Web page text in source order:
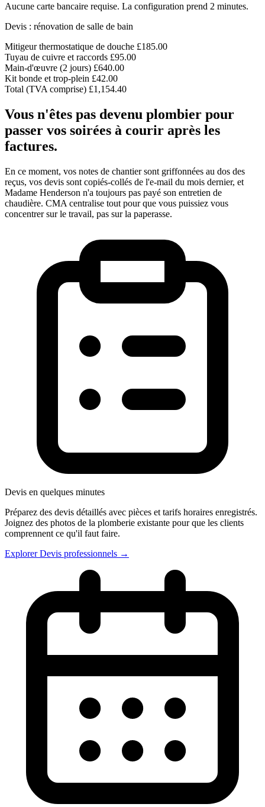
Aucune carte bancaire requise. La configuration prend 2 minutes.
Devis : rénovation de salle de bain
Mitigeur thermostatique de douche £185.00
Tuyau de cuivre et raccords £95.00
Main-d'œuvre (2 jours) £640.00
Kit bonde et trop-plein £42.00
Total (TVA comprise) £1,154.40
Vous n'êtes pas devenu plombier pour
passer vos soirées à courir après les
factures.
En ce moment, vos notes de chantier sont griffonnées au dos des
reçus, vos devis sont copiés-collés de l'e-mail du mois dernier, et
Madame Henderson n'a toujours pas payé son entretien de
chaudière. CMA centralise tout pour que vous puissiez vous
concentrer sur le travail, pas sur la paperasse.
Devis en quelques minutes
Préparez des devis détaillés avec pièces et tarifs horaires enregistrés.
Joignez des photos de la plomberie existante pour que les clients
comprennent ce qu'il faut faire.
Explorer Devis professionnels →